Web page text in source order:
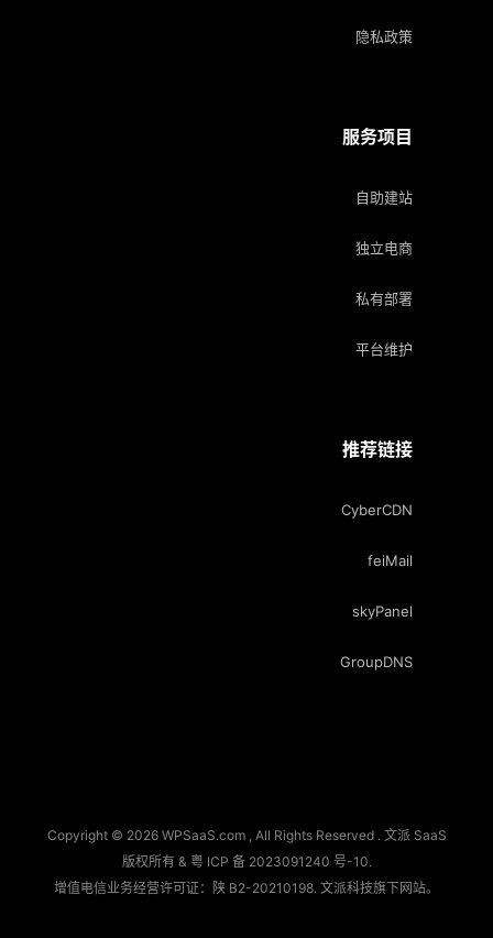
隐私政策
服务项目
自助建站
独立电商
私有部署
平台维护
推荐链接
CyberCDN
feiMail
skyPanel
GroupDNS
Copyright © 2026 WPSaaS.com , All Rights Reserved . 文派 SaaS
版权所有 & 粤 ICP 备 2023091240 号-10.
增值电信业务经营许可证：陕 B2-20210198. 文派科技旗下网站。